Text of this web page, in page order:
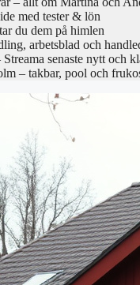
med tester & lön
du dem på himlen
arbetsblad och
senaste nytt och
– takbar, pool och